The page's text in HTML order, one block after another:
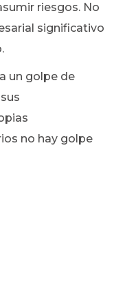
riesgos. No
significativo
un golpe de
no hay golpe